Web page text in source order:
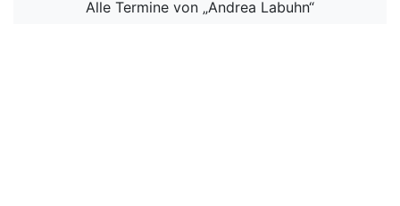
Alle Termine von „Andrea Labuhn“